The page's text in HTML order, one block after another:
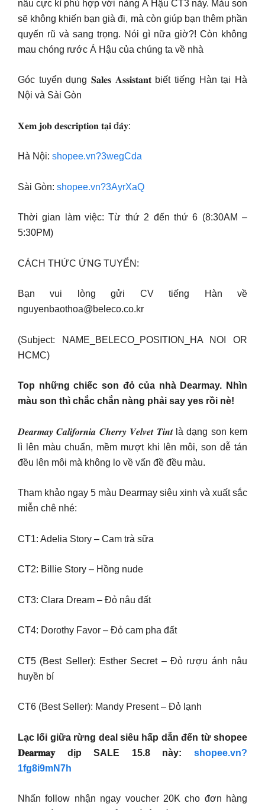
nâu cực kì phù hợp với nàng Á Hậu CT3 này. Màu son
sẽ không khiến bạn già đi, mà còn giúp bạn thêm phần
quyến rũ và sang trọng. Nói gì nữa giờ?! Còn không
mau chóng rước Á Hậu của chúng ta về nhà
Góc tuyển dụng 𝐒𝐚𝐥𝐞𝐬 𝐀𝐬𝐬𝐢𝐬𝐭𝐚𝐧𝐭 biết tiếng Hàn tại Hà
Nội và Sài Gòn
𝐗𝐞𝐦 𝐣𝐨𝐛 𝐝𝐞𝐬𝐜𝐫𝐢𝐩𝐭𝐢𝐨𝐧 𝐭𝐚̣𝐢 đ𝐚̂𝐲:
Hà Nội: shopee.vn?3wegCda
Sài Gòn: shopee.vn?3AyrXaQ
Thời gian làm việc: Từ thứ 2 đến thứ 6 (8:30AM –
5:30PM)
CÁCH THỨC ỨNG TUYỂN:
Bạn vui lòng gửi CV tiếng Hàn về
nguyenbaothoa@beleco.co.kr
(Subject: NAME_BELECO_POSITION_HA NOI OR
HCMC)
Top những chiếc son đỏ của nhà Dearmay. Nhìn
màu son thì chắc chắn nàng phải say yes rồi nè!
𝑫𝒆𝒂𝒓𝒎𝒂𝒚 𝑪𝒂𝒍𝒊𝒇𝒐𝒓𝒏𝒊𝒂 𝑪𝒉𝒆𝒓𝒓𝒚 𝑽𝒆𝒍𝒗𝒆𝒕 𝑻𝒊𝒏𝒕 là dạng son kem
lì lên màu chuẩn, mềm mượt khi lên môi, son dễ tán
đều lên môi mà không lo về vấn đề đều màu.
Tham khảo ngay 5 màu Dearmay siêu xinh và xuất sắc
miễn chê nhé:
CT1: Adelia Story – Cam trà sữa
CT2: Billie Story – Hồng nude
CT3: Clara Dream – Đỏ nâu đất
CT4: Dorothy Favor – Đỏ cam pha đất
CT5 (Best Seller): Esther Secret – Đỏ rượu ánh nâu
huyền bí
CT6 (Best Seller): Mandy Present – Đỏ lạnh
Lạc lối giữa rừng deal siêu hấp dẫn đến từ shopee
𝐃𝐞𝐚𝐫𝐦𝐚𝐲 dịp SALE 15.8 này: shopee.vn?
1fg8i9mN7h
Nhấn follow nhận ngay voucher 20K cho đơn hàng